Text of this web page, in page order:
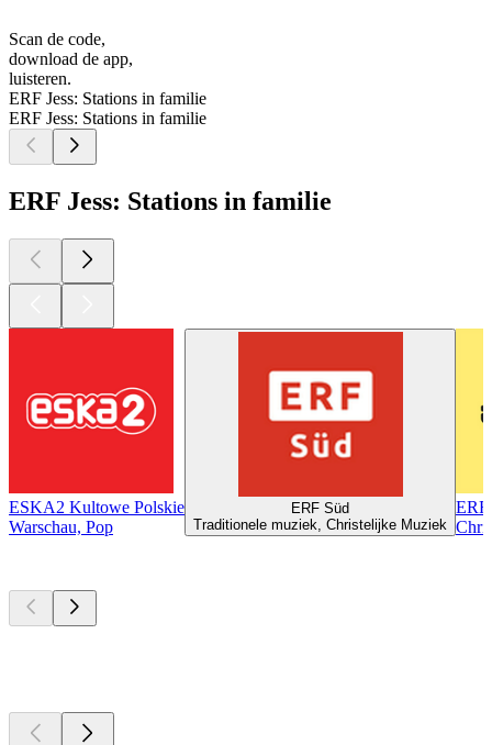
Scan de code,
download de app,
luisteren.
ERF Jess: Stations in familie
ERF Jess: Stations in familie
ERF Jess: Stations in familie
ESKA2 Kultowe Polskie
Warschau, Pop
ERF Süd
Traditionele muziek, Christelijke Muziek
ERF